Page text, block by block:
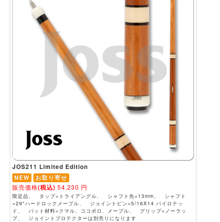
JOS211 Limited Edition
NEW
お取り寄せ
販売価格(税込) 54,230 円
限定品、 タップ=トライアングル、 シャフト先=13mm、 シャフト
=29"ハードロックメープル、 ジョイントピン=5/16X14 パイロテッ
ド、 バット材料=クマル、ココボロ、メープル、 グリップ=ノーラッ
プ、 ジョイントプロテクターは別売りになります